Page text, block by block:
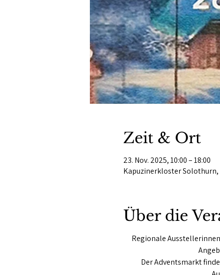
Zeit & Ort
23. Nov. 2025, 10:00 – 18:00
Kapuzinerkloster Solothurn,
Über die
Regionale
Der Adventsmarkt